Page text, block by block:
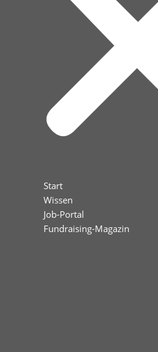
Start
Wissen
Job-Portal
Fundraising-Magazin